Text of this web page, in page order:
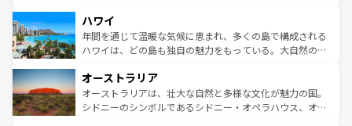
ば市内交通費無料で観光を楽しむこともできる。 なお、新
着のスイス情報はコンテンツ一覧 を参照してほしい。
のような巨大都市は、観光、ショッピング、エンターテイ
ンメントが詰まった刺激的なスポットだ。一方、アメリカ
西部には大自然が広がり、グランドキャニオンやイエロー
部のニューオーリンズでは、音楽と美食が融合した独特の
文化が魅力。旅行者はアメリカの各地域で異なる魅力を楽
しみながら、その多様性と豊かな歴史を感じることができ
ハワイ
年間を通じて温暖な気候に恵まれ、多くの島で構成される
ハワイは、どの島も独自の魅力をもっている。大自然の神
ワイ島は見逃せない。また、定番の観光地といえばオアフ
島だが、静かな自然を求めるならマウイ島やカウアイ島が
おすすめ。エメラルドグリーンに輝く海をはじめ、豊かな
オーストラリア
オーストラリアは、壮大な自然と多様な文化が魅力の国。
シドニーのシンボルであるシドニー・オペラハウス、オー